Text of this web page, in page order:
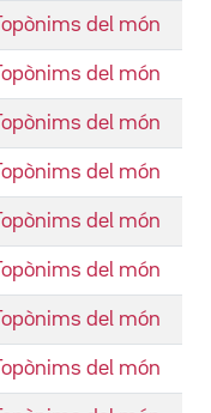
Topònims del món
Topònims del món
Topònims del món
Topònims del món
Topònims del món
Topònims del món
Topònims del món
Topònims del món